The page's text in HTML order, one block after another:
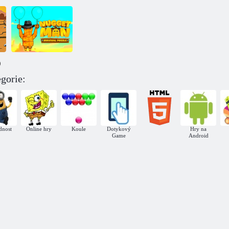
Survival Puzzle
Online hry Koule
Dotykový
Game
Hry na
Android